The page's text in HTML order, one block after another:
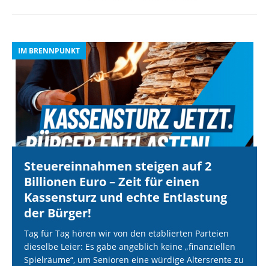
IM BRENNPUNKT
Steuereinnahmen steigen auf 2
Billionen Euro – Zeit für einen
Kassensturz und echte Entlastung
der Bürger!
Tag für Tag hören wir von den etablierten Parteien
dieselbe Leier: Es gäbe angeblich keine „finanziellen
Spielräume“, um Senioren eine würdige Altersrente zu